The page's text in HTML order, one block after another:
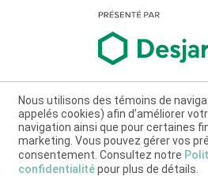
Nous utilisons des témoins de
appelés cookies) afin d’améliorer
navigation ainsi que pour certaines
marketing. Vous pouvez gérer vos
consentement. Consultez notre
confidentialitépour plus de détails.